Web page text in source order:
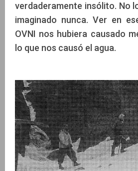
verdaderamente insólito. No
imaginado nunca. Ver en
OVNI nos hubiera causado
lo que nos causó el agua.